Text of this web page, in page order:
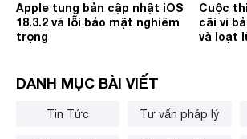
Apple tung bản cập nhật iOS
18.3.2 vá lỗi bảo mật nghiêm
trọng
Cuộc
cãi vì
và loạt
DANH MỤC BÀI VIẾT
Tin Tức Tư vấn pháp lý